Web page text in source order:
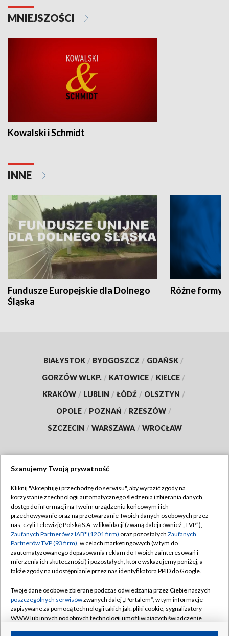
MNIEJSZOŚCI
Kowalski i Schmidt
INNE
Fundusze Europejskie dla Dolnego
Śląska
Różne formy
BIAŁYSTOK / BYDGOSZCZ / GDAŃSK /
GORZÓW WLKP. / KATOWICE / KIELCE /
KRAKÓW / LUBLIN / ŁÓDŹ / OLSZTYN /
OPOLE / POZNAŃ / RZESZÓW /
SZCZECIN / WARSZAWA / WROCŁAW
TVP
Abonament TVP
Emisja w TVP
Centrum informacji TVP
Naziemna Telewizja Cyfrowa
Rada Programowa
System NOS
Informacje o nadawcy
Regulamin TVP
Polityka prywatności
Moje zgody
Pomoc
Kontakt
Kanały
Szanujemy Twoją prywatność
Kliknij "Akceptuję i przechodzę do serwisu", aby wyrazić zgody na
korzystanie z technologii automatycznego śledzenia i zbierania danych,
dostęp do informacji na Twoim urządzeniu końcowym i ich
przechowywanie oraz na przetwarzanie Twoich danych osobowych przez
nas, czyli Telewizję Polską S.A. w likwidacji (zwaną dalej również „TVP”),
Zaufanych Partnerów z IAB* (1201 firm) oraz pozostałych Zaufanych
Partnerów TVP (93 firm), w celach marketingowych (w tym do
zautomatyzowanego dopasowania reklam do Twoich zainteresowań i
mierzenia ich skuteczności) i pozostałych, które wskazujemy poniżej, a
także zgody na udostępnianie przez nas identyfikatora PPID do Google.
Twoje dane osobowe zbierane podczas odwiedzania przez Ciebie naszych
poszczególnych serwisówzwanych dalej „Portalem”, w tym informacje
zapisywane za pomocą technologii takich jak: pliki cookie, sygnalizatory
WWW lub innych podobnych technologii umożliwiających świadczenie